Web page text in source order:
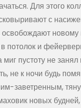
Для этого
с
новому
потолок и
пустоту не
не к ночи будь
заветренным,
новых